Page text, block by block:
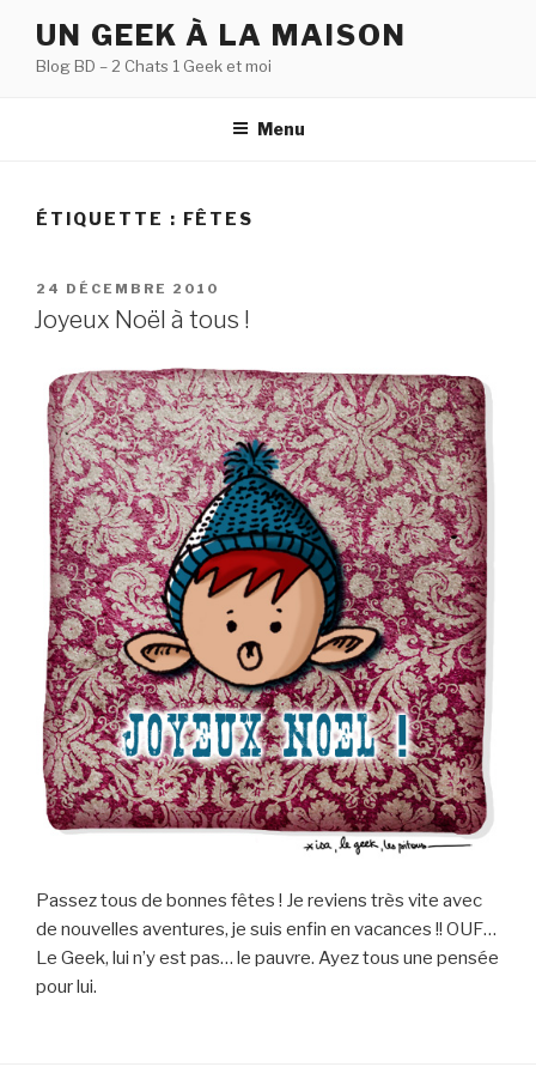
contenu
UN GEEK À LA MAISON
Blog BD – 2 Chats 1 Geek et moi
Menu
ÉTIQUETTE : FÊTES
PUBLIÉ
LE
24 DÉCEMBRE 2010
Joyeux Noël à tous !
Passez tous de bonnes fêtes ! Je reviens très vite avec
de nouvelles aventures, je suis enfin en vacances !! OUF…
Le Geek, lui n’y est pas… le pauvre. Ayez tous une pensée
pour lui.